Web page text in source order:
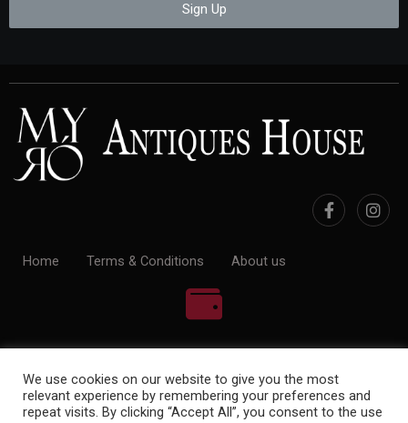
Sign Up
Home Terms & Conditions About us
We use cookies on our website to give you the most
relevant experience by remembering your preferences and
repeat visits. By clicking “Accept All”, you consent to the use